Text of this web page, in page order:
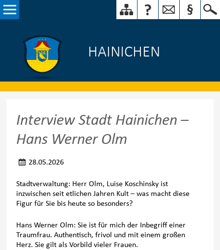
HAINICHEN
Interview Stadt Hainichen –
Hans Werner Olm
28.05.2026
Stadtverwaltung: Herr Olm, Luise Koschinsky ist
inzwischen seit etlichen Jahren Kult – was macht diese
Figur für Sie bis heute so besonders?
Hans Werner Olm: Sie ist für mich der Inbegriff einer
Traumfrau. Authentisch, frivol und mit einem großen
Herz. Sie gilt als Vorbild vieler Frauen.